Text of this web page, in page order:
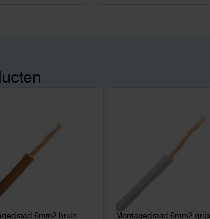
6mm2 bruin
Montagedraad 6mm2 grijs